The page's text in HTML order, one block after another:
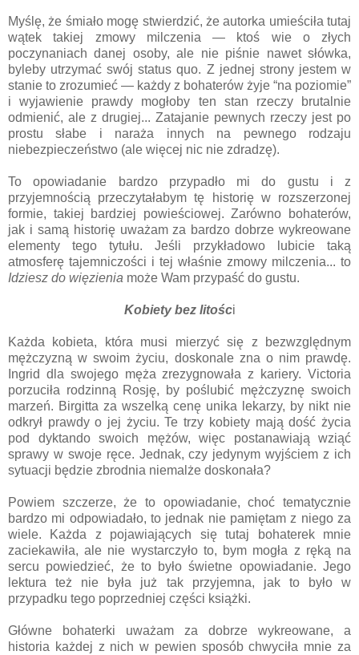
Myślę, że śmiało mogę stwierdzić, że autorka umieściła tutaj
wątek takiej zmowy milczenia — ktoś wie o złych
poczynaniach danej osoby, ale nie piśnie nawet słówka,
byleby utrzymać swój status quo. Z jednej strony jestem w
stanie to zrozumieć — każdy z bohaterów żyje “na poziomie”
i wyjawienie prawdy mogłoby ten stan rzeczy brutalnie
odmienić, ale z drugiej... Zatajanie pewnych rzeczy jest po
prostu słabe i naraża innych na pewnego rodzaju
niebezpieczeństwo (ale więcej nic nie zdradzę).
To opowiadanie bardzo przypadło mi do gustu i z
przyjemnością przeczytałabym tę historię w rozszerzonej
formie, takiej bardziej powieściowej. Zarówno bohaterów,
jak i samą historię uważam za bardzo dobrze wykreowane
elementy tego tytułu. Jeśli przykładowo lubicie taką
atmosferę tajemniczości i tej właśnie zmowy milczenia... to
Idziesz do więzienia może Wam przypaść do gustu.
Kobiety bez litości
Każda kobieta, która musi mierzyć się z bezwzględnym
mężczyzną w swoim życiu, doskonale zna o nim prawdę.
Ingrid dla swojego męża zrezygnowała z kariery. Victoria
porzuciła rodzinną Rosję, by poślubić mężczyznę swoich
marzeń. Birgitta za wszelką cenę unika lekarzy, by nikt nie
odkrył prawdy o jej życiu. Te trzy kobiety mają dość życia
pod dyktando swoich mężów, więc postanawiają wziąć
sprawy w swoje ręce. Jednak, czy jedynym wyjściem z ich
sytuacji będzie zbrodnia niemalże doskonała?
Powiem szczerze, że to opowiadanie, choć tematycznie
bardzo mi odpowiadało, to jednak nie pamiętam z niego za
wiele. Każda z pojawiających się tutaj bohaterek mnie
zaciekawiła, ale nie wystarczyło to, bym mogła z ręką na
sercu powiedzieć, że to było świetne opowiadanie. Jego
lektura też nie była już tak przyjemna, jak to było w
przypadku tego poprzedniej części książki.
Główne bohaterki uważam za dobrze wykreowane, a
historia każdej z nich w pewien sposób chwyciła mnie za